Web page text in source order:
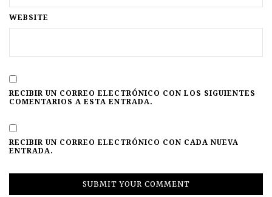
WEBSITE
RECIBIR UN CORREO ELECTRÓNICO CON LOS SIGUIENTES
COMENTARIOS A ESTA ENTRADA.
RECIBIR UN CORREO ELECTRÓNICO CON CADA NUEVA
ENTRADA.